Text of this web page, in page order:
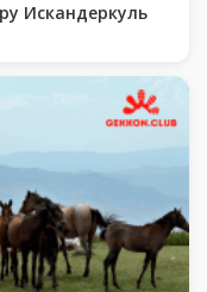
Искандеркуль